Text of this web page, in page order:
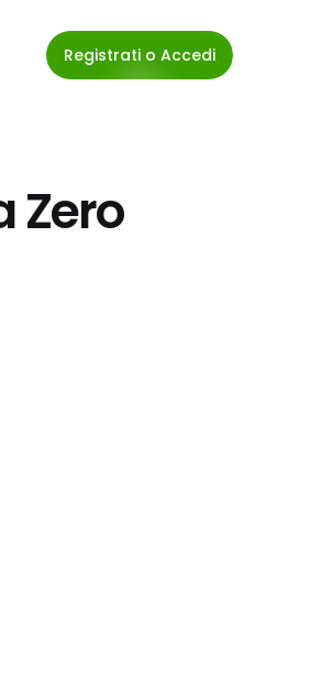
Registrati o Accedi
Zero